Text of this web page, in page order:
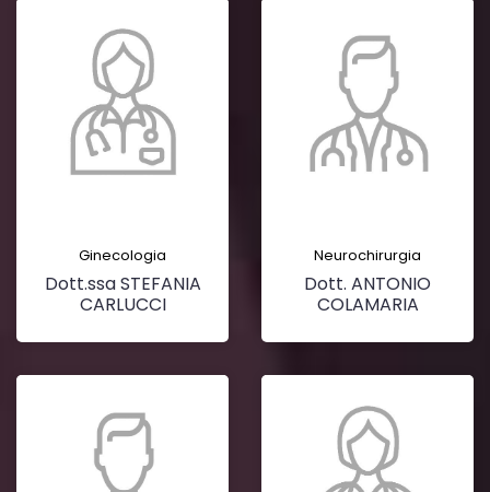
Ginecologia
Dott.ssa STEFANIA
CARLUCCI
Neurochirurgia
Dott. ANTONIO
COLAMARIA